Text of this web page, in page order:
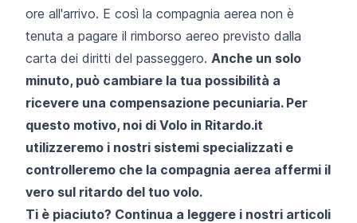
ore all'arrivo. E così la compagnia aerea non è
tenuta a pagare il rimborso aereo previsto dalla
carta dei diritti del passeggero. Anche un solo
minuto, può cambiare la tua possibilità a
ricevere una compensazione pecuniaria. Per
questo motivo, noi di Volo in Ritardo.it
utilizzeremo i nostri sistemi specializzati e
controlleremo che la compagnia aerea affermi il
vero sul ritardo del tuo volo.
Ti è piaciuto? Continua a leggere i nostri articoli